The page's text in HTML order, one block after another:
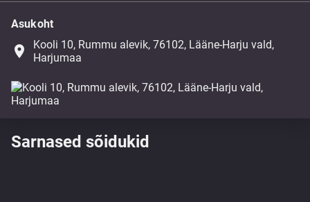
Asukoht
place
Kooli 10, Rummu alevik, 76102, Lääne-Harju vald,
Harjumaa
Sarnased sõidukid